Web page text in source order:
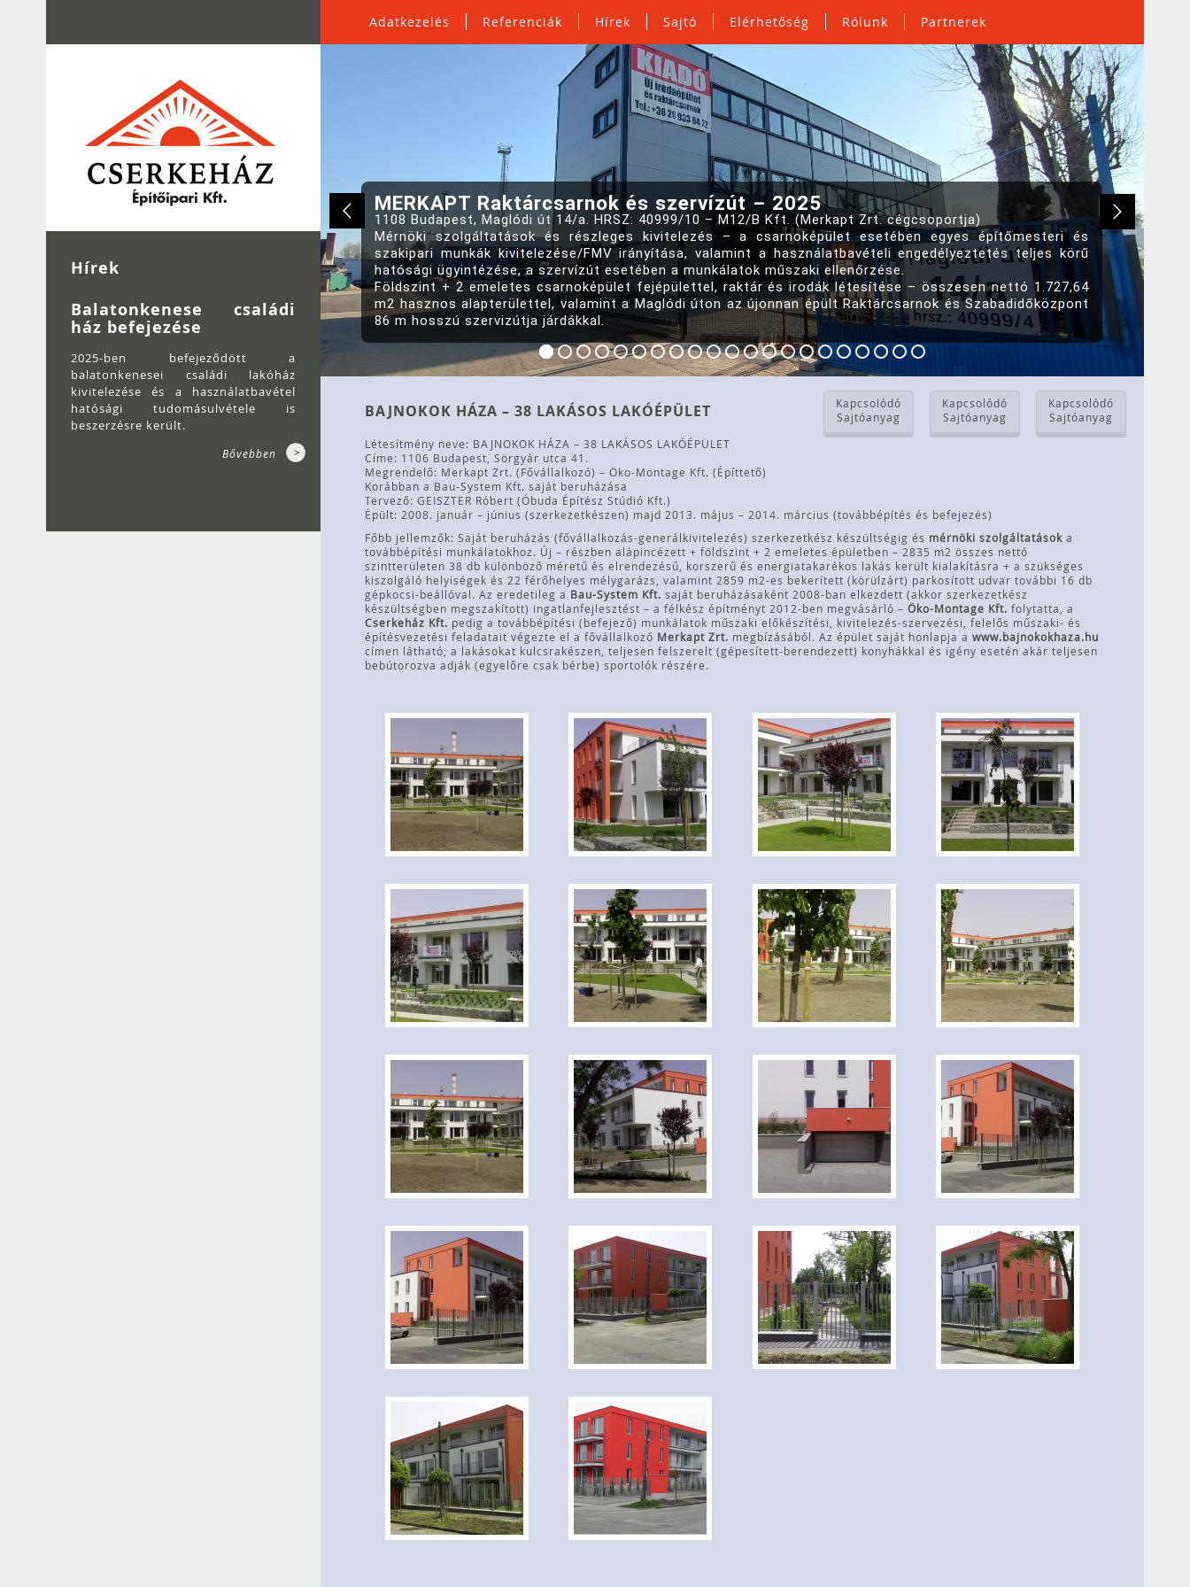
Hírek
Balatonkenese családi
ház befejezése
2025-ben befejeződött a
balatonkenesei családi lakóház
kivitelezése és a használatbavétel
hatósági tudomásulvétele is
beszerzésre került.
Bővebben
Adatkezelés Referenciák Hírek Sajtó Elérhetőség Rólunk Partnerek
MERKAPT Raktárcsarnok és szervízút – 2025
BAJNOKOK HÁZA – 38 LAKÁSOS LAKÓÉPÜLET
Kapcsolódó
Sajtóanyag
Kapcsolódó
Sajtóanyag
Kapcsolódó
Sajtóanyag
Létesítmény neve: BAJNOKOK HÁZA – 38 LAKÁSOS LAKÓÉPÜLET
Címe: 1106 Budapest, Sörgyár utca 41.
Megrendelő: Merkapt Zrt. (Fővállalkozó) – Öko-Montage Kft. (Építtető)
Korábban a Bau-System Kft. saját beruházása
Tervező: GEISZTER Róbert (Óbuda Építész Stúdió Kft.)
Épült: 2008. január – június (szerkezetkészen) majd 2013. május – 2014. március (továbbépítés és befejezés)
Főbb jellemzők: Saját beruházás (fővállalkozás-generálkivitelezés) szerkezetkész készültségig és mérnöki szolgáltatások a
továbbépítési munkálatokhoz. Új – részben alápincézett + földszint + 2 emeletes épületben – 2835 m2 összes nettó
szintterületen 38 db különböző méretű és elrendezésű, korszerű és energiatakarékos lakás került kialakításra + a szükséges
kiszolgáló helyiségek és 22 férőhelyes mélygarázs, valamint 2859 m2-es bekerített (körülzárt) parkosított udvar további 16 db
gépkocsi-beállóval. Az eredetileg a Bau-System Kft. saját beruházásaként 2008-ban elkezdett (akkor szerkezetkész
készültségben megszakított) ingatlanfejlesztést – a félkész építményt 2012-ben megvásárló – Öko-Montage Kft. folytatta, a
Cserkeház Kft. pedig a továbbépítési (befejező) munkálatok műszaki előkészítési, kivitelezés-szervezési, felelős műszaki- és
építésvezetési feladatait végezte el a fővállalkozó Merkapt Zrt. megbízásából. Az épület saját honlapja a www.bajnokokhaza.hu
címen látható, a lakásokat kulcsrakészen, teljesen felszerelt (gépesített-berendezett) konyhákkal és igény esetén akár teljesen
bebútorozva adják (egyelőre csak bérbe) sportolók részére.